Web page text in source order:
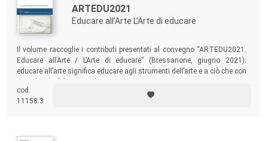
ARTEDU2021
Educare all’Arte L’Arte di educare
Il volume raccoglie i contributi presentati al convegno “ARTEDU2021.
Educare all’Arte / L’Arte di educare” (Bressanone, giugno 2021):
educare all’arte significa educare agli strumenti dell’arte e a ciò che con
cod.
11158.3